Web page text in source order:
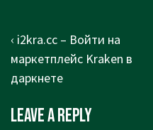
Post
navigation
Previous
Post
is
‹ i2kra.cc – Войти на
маркетплейс Kraken в
даркнете
Leave a Reply